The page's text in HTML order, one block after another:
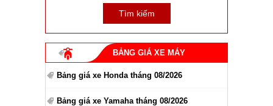
BẢNG GIÁ XE MÁY
Bảng giá xe Honda tháng 08/2026
Bảng giá xe Yamaha tháng 08/2026